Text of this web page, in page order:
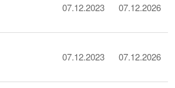
07.12.2023 07.12.2026
07.12.2023 07.12.2026